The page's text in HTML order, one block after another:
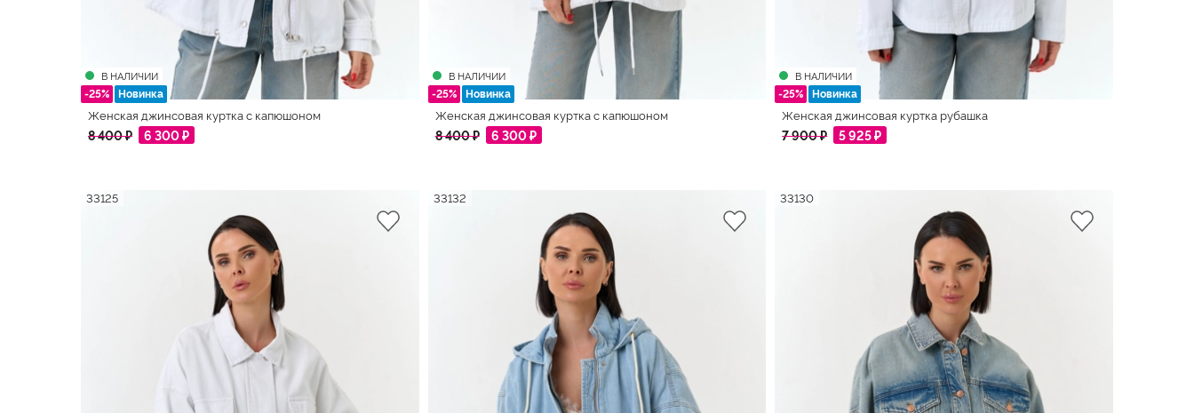
В НАЛИЧИИ
-25% Новинка
Женская джинсовая куртка с капюшоном
8 400 ₽ 6 300 ₽
В НАЛИЧИИ
-25% Новинка
Женская джинсовая куртка с капюшоном
8 400 ₽ 6 300 ₽
В НАЛИЧИИ
-25% Новинка
Женская джинсовая куртка рубашка
7 900 ₽ 5 925 ₽
33125 33132 33130